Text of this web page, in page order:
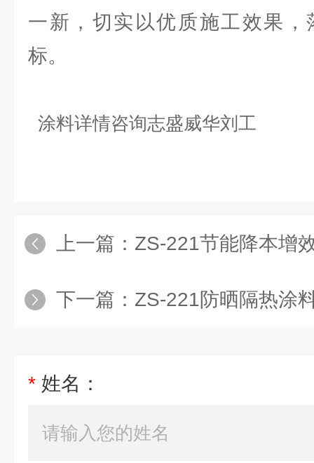
一新，切实以优质施工效果
标。
涂料详情咨询志盛威华刘工
上一篇： ZS-221节能降本增效！
下一篇： ZS-221防晒隔热涂料
* 姓名：